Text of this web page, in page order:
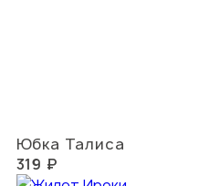
Юбка Талиса
319 ₽